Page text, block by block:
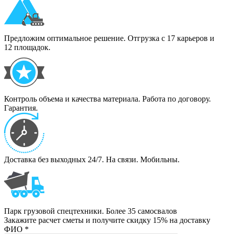
Предложим оптимальное решение. Отгрузка с 17 карьеров и
12 площадок.
Контроль объема и качества материала. Работа по договору.
Гарантия.
Доставка без выходных 24/7. На связи. Мобильны.
Парк грузовой спецтехники. Более 35 самосвалов
Закажите расчет сметы и получите скидку 15% на доставку
ФИО *